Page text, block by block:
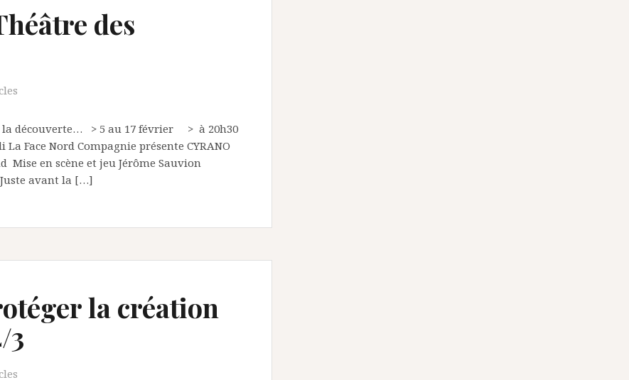
des
la découverte… > 5 au 17 février > à 20h30
Face Nord Compagnie présente CYRANO
Mise en scène et jeu Jérôme Sauvion
avant la […]
la création
3